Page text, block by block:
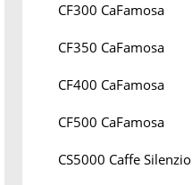
CF300 CaFamosa
CF350 CaFamosa
CF400 CaFamosa
CF500 CaFamosa
CS5000 Caffe Silenzio